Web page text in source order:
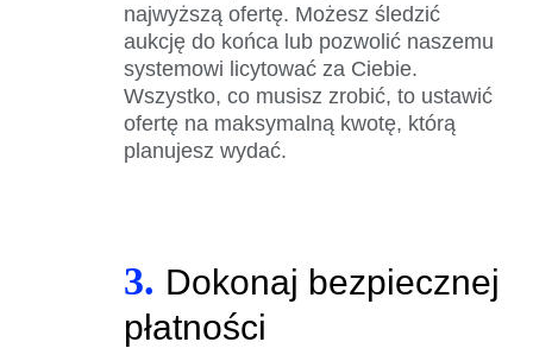
najwyższą ofertę. Możesz śledzić
aukcję do końca lub pozwolić naszemu
systemowi licytować za Ciebie.
Wszystko, co musisz zrobić, to ustawić
ofertę na maksymalną kwotę, którą
planujesz wydać.
3. Dokonaj bezpiecznej
płatności